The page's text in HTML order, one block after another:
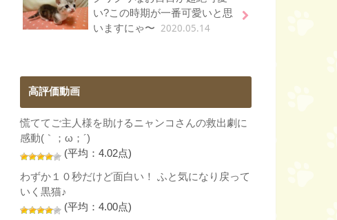
い?この時期が一番可愛いと思
いますにゃ〜 2020.05.14
高評価動画
慌ててご主人様を助けるニャンコさんの救出劇に
感動(｀；ω；´)
(平均：4.02点)
わずか１０秒だけど面白い！ ふと気になり戻って
いく黒猫♪
(平均：4.00点)